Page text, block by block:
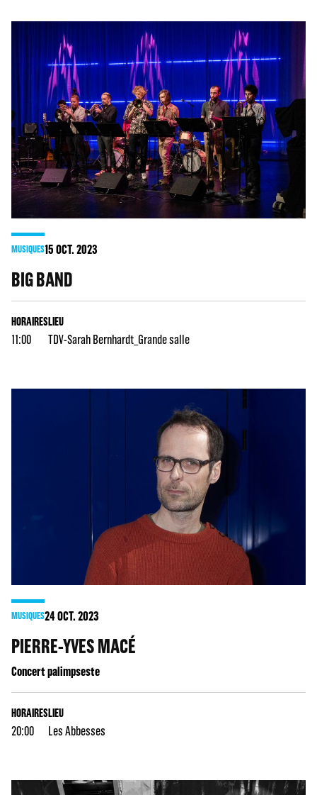
MUSIQUES15OCT. 2023
BIG BAND
HORAIRES
11:00
LIEU
TDV-Sarah Bernhardt_Grande salle
MUSIQUES24OCT. 2023
PIERRE-YVES MACÉ
Concert palimpseste
HORAIRES
20:00
LIEU
Les Abbesses